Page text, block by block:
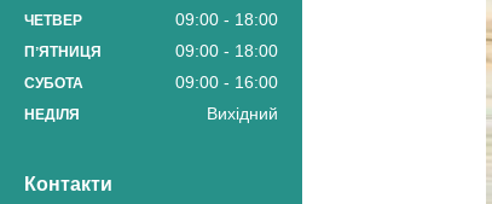
ЧЕТВЕР 09:00 18:00
ПʼЯТНИЦЯ 09:00 18:00
СУБОТА 09:00 16:00
НЕДІЛЯ Вихідний
Контакти